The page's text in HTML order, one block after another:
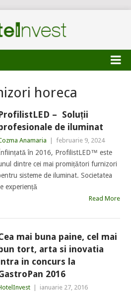
horeca
– Soluții
de iluminat
Anamaria februarie 9, 2024
în 2016, ProfilistLED™ este
dintre cei mai promițători furnizori
sisteme de iluminat. Societatea
experiență
Read More
mai buna paine, cel mai
bun tort, arta si inovatia
in concurs la
2016
ianuarie 27, 2016